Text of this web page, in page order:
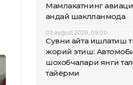
Мамлакатнинг
қандай шаклланмоқда
02 avgust 2026, 09:00
Сувни қайта ишлатиш
жорий этиш:
шохобчалари янги
тайёрми